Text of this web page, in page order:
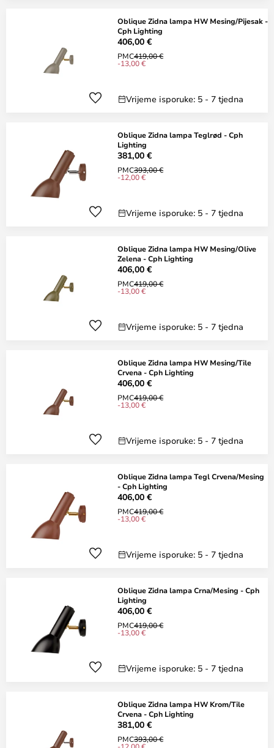
Oblique Zidna lampa HW Mesing/Pijesak -
Cph Lighting
406,00 €
PMC419,00 €
-13,00 €
Vrijeme isporuke: 5 - 7 tjedna
Oblique Zidna lampa Teglrød - Cph
Lighting
381,00 €
PMC393,00 €
-12,00 €
Vrijeme isporuke: 5 - 7 tjedna
Oblique Zidna lampa HW Mesing/Olive
Zelena - Cph Lighting
406,00 €
PMC419,00 €
-13,00 €
Vrijeme isporuke: 5 - 7 tjedna
Oblique Zidna lampa HW Mesing/Tile
Crvena - Cph Lighting
406,00 €
PMC419,00 €
-13,00 €
Vrijeme isporuke: 5 - 7 tjedna
Oblique Zidna lampa Tegl Crvena/Mesing
- Cph Lighting
406,00 €
PMC419,00 €
-13,00 €
Vrijeme isporuke: 5 - 7 tjedna
Oblique Zidna lampa Crna/Mesing - Cph
Lighting
406,00 €
PMC419,00 €
-13,00 €
Vrijeme isporuke: 5 - 7 tjedna
Oblique Zidna lampa HW Krom/Tile
Crvena - Cph Lighting
381,00 €
PMC393,00 €